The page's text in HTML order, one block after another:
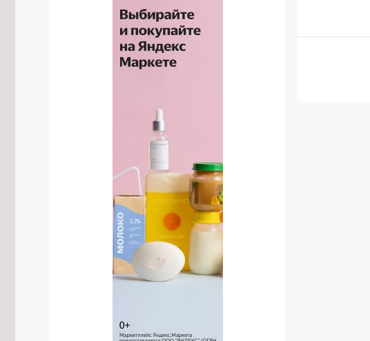
Систему каналов для отвода
дождевой воды предложили
построить в селе Угдан
6/08/2026 в 18:31
Деловую программу проведут на
фестивале «Хорхог» в Забайкалье
6/08/2026 в 17:52
Самое большое число дамб в
России строится в Забайкалье
6/08/2026 в 17:50
Трёх ночных дрифтеров без прав
привлекли к ответственности в Чите
6/08/2026 в 17:40